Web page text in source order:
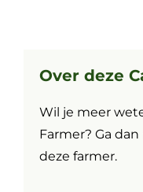
Over deze
Wil je meer
Farmer? Ga
deze farmer.